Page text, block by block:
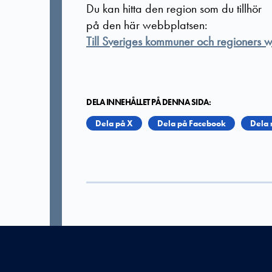
Du kan hitta den region som du tillhör
på den här webbplatsen:
Till Sveriges kommuner och regioners
DELA INNEHÅLLET PÅ DENNA SIDA:
Dela på X
Dela på Facebook Dela